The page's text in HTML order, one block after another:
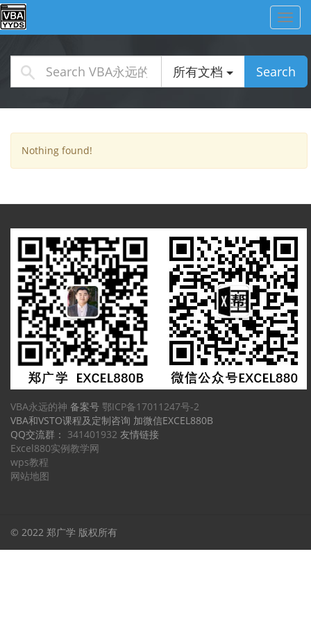
所有文档 Search
Nothing found!
VBA永远的神 备案号 鄂ICP备17011247号-2
VBA和VSTO课程及定制咨询 加微信EXCEL880B
QQ交流群： 341401932 友情链接
Excel880实例教学网
wps教程
网站地图
© 2022 郑广学 版权所有